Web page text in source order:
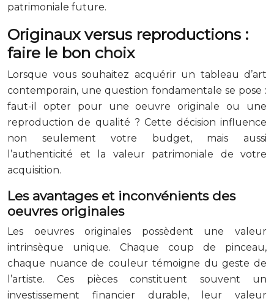
patrimoniale future.
Originaux versus reproductions :
faire le bon choix
Lorsque vous souhaitez acquérir un tableau d’art
contemporain, une question fondamentale se pose :
faut-il opter pour une oeuvre originale ou une
reproduction de qualité ? Cette décision influence
non seulement votre budget, mais aussi
l’authenticité et la valeur patrimoniale de votre
acquisition.
Les avantages et inconvénients des
oeuvres originales
Les oeuvres originales possèdent une valeur
intrinsèque unique. Chaque coup de pinceau,
chaque nuance de couleur témoigne du geste de
l’artiste. Ces pièces constituent souvent un
investissement financier durable, leur valeur